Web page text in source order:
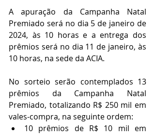
A apuração da Campanha Natal
Premiado será no dia 5 de janeiro de
2024, às 10 horas e a entrega dos
prêmios será no dia 11 de janeiro, às
10 horas, na sede da ACIA.
No sorteio serão contemplados 13
prêmios da Campanha Natal
Premiado, totalizando R$ 250 mil em
vales-compra, na seguinte ordem:
10 prêmios de R$ 10 mil em